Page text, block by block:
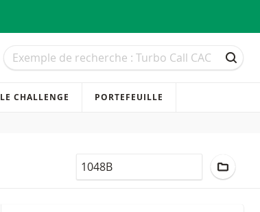
Recherche
Recherche
LE CHALLENGE PORTEFEUILLE
LocalCode